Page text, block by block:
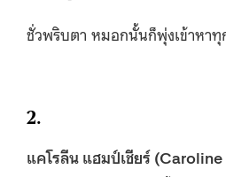
ชั่วพริบตา หมอกนั้นก็พุ่งเข้าหา
2.
แคโรลีน แฮมป์เชียร์ (